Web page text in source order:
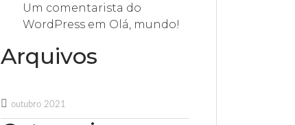
Um comentarista do
WordPress em Olá, mundo!
Arquivos
outubro 2021